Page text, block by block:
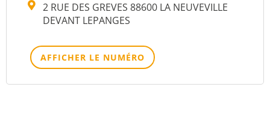
2 RUE DES GREVES 88600 LA NEUVEVILLE
DEVANT LEPANGES
AFFICHER LE NUMÉRO